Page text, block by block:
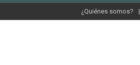
¿Quiénes somos?